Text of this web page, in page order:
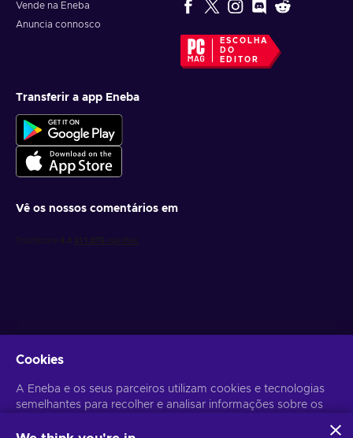
Vende na Eneba
Anuncia connosco
ESCOLHA
DO
EDITOR
Transferir a app Eneba
Vê os nossos comentários em
Poderás anular a subscrição a qualquer altura. Visita oAviso de
Cookies
A Eneba e os seus parceiros utilizam cookies e tecnologias
semelhantes para recolher e analisar informações sobre os